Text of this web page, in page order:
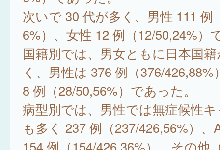
次いで 30 代が多く、男性 111 例
6%）、女性 12 例（12/50,24%）
国籍別では、男女ともに日本国
く、男性は 376 例（376/426,88%
8 例（28/50,56%）であった。
病型別では、男性では無症候性
も多く 237 例（237/426,56%）、
154 例（154/426,36%）、その他